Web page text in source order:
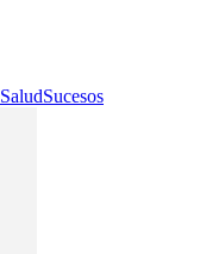
SaludSucesos